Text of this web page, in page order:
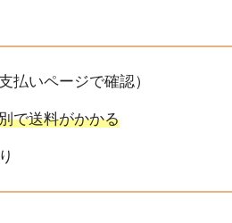
払いページで確認）
で送料がかかる